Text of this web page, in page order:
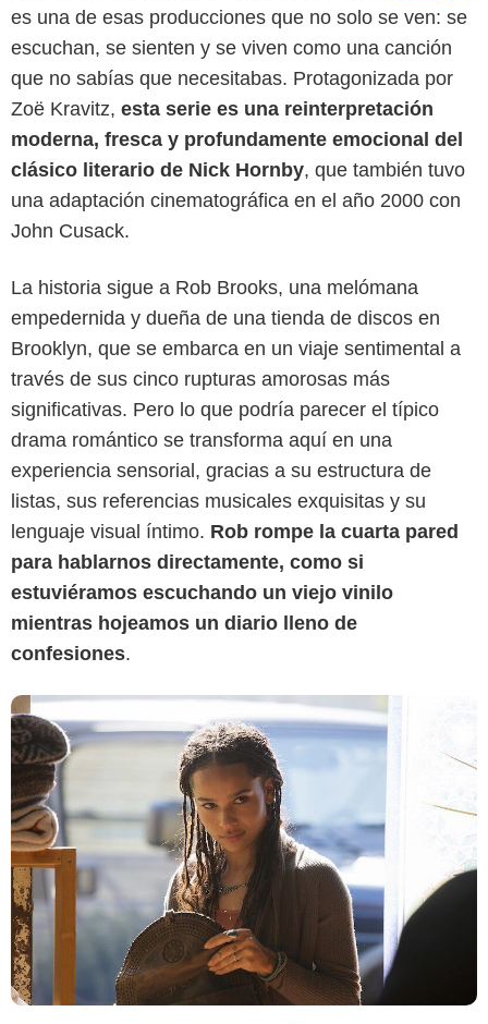
es una de esas producciones que no solo se ven: se
escuchan, se sienten y se viven como una canción
que no sabías que necesitabas. Protagonizada por
Zoë Kravitz, esta serie es una reinterpretación
moderna, fresca y profundamente emocional del
clásico literario de Nick Hornby, que también tuvo
una adaptación cinematográfica en el año 2000 con
John Cusack.
La historia sigue a Rob Brooks, una melómana
empedernida y dueña de una tienda de discos en
Brooklyn, que se embarca en un viaje sentimental a
través de sus cinco rupturas amorosas más
significativas. Pero lo que podría parecer el típico
drama romántico se transforma aquí en una
experiencia sensorial, gracias a su estructura de
listas, sus referencias musicales exquisitas y su
lenguaje visual íntimo. Rob rompe la cuarta pared
para hablarnos directamente, como si
estuviéramos escuchando un viejo vinilo
mientras hojeamos un diario lleno de
confesiones.